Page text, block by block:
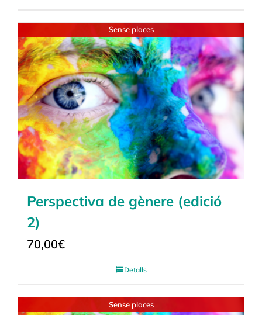
Sense places
Perspectiva de gènere (edició
2)
70,00€
Detalls
Sense places